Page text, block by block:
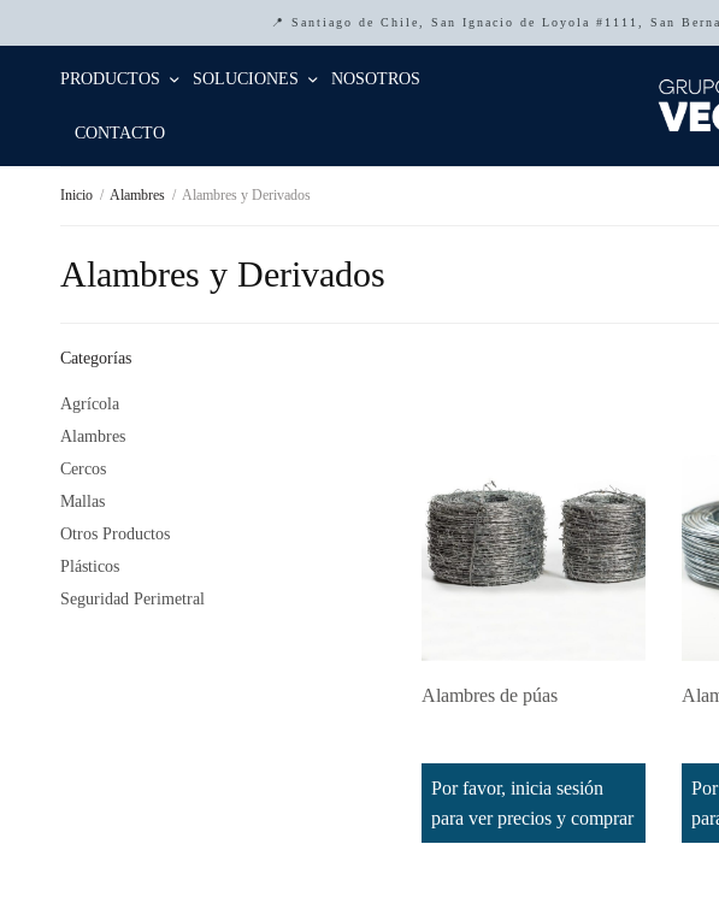
📍 Santiago de Chile, San Ignacio de Loyola #1111, San
PRODUCTOS SOLUCIONES NOSOTROS
CONTACTO
Inicio / Alambres / Alambres y Derivados
Alambres y Derivados
Categorías
Agrícola
Alambres
Cercos
Mallas
Otros Productos
Plásticos
Seguridad Perimetral
Alambres de púas
Por favor, inicia sesión
para ver precios y comprar